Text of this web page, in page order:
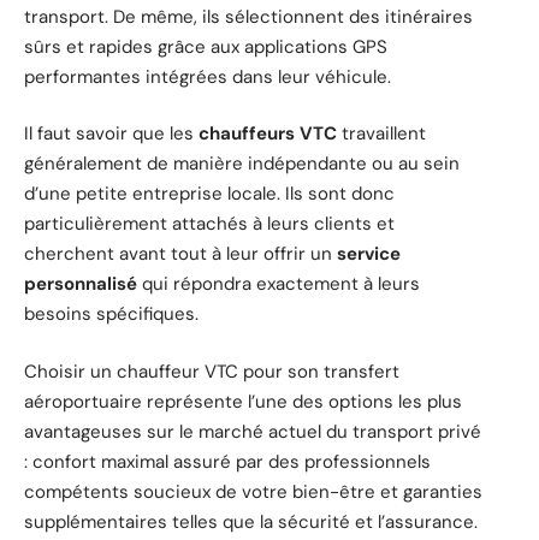
transport. De même, ils sélectionnent des itinéraires
sûrs et rapides grâce aux applications GPS
performantes intégrées dans leur véhicule.
Il faut savoir que les chauffeurs VTC travaillent
généralement de manière indépendante ou au sein
d’une petite entreprise locale. Ils sont donc
particulièrement attachés à leurs clients et
cherchent avant tout à leur offrir un service
personnalisé qui répondra exactement à leurs
besoins spécifiques.
Choisir un chauffeur VTC pour son transfert
aéroportuaire représente l’une des options les plus
avantageuses sur le marché actuel du transport privé
: confort maximal assuré par des professionnels
compétents soucieux de votre bien-être et garanties
supplémentaires telles que la sécurité et l’assurance.